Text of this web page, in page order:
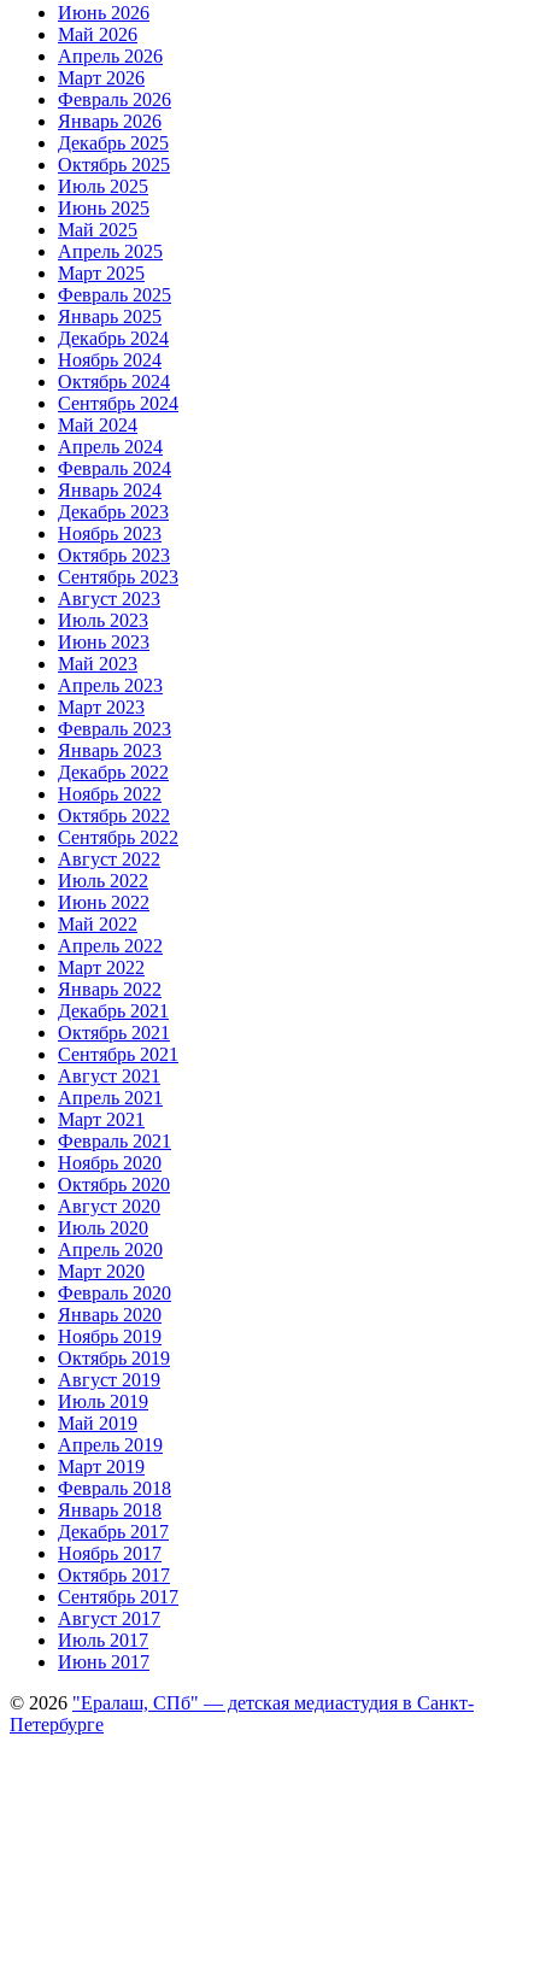
Июнь 2026
Май 2026
Апрель 2026
Март 2026
Февраль 2026
Январь 2026
Декабрь 2025
Октябрь 2025
Июль 2025
Июнь 2025
Май 2025
Апрель 2025
Март 2025
Февраль 2025
Январь 2025
Декабрь 2024
Ноябрь 2024
Октябрь 2024
Сентябрь 2024
Май 2024
Апрель 2024
Февраль 2024
Январь 2024
Декабрь 2023
Ноябрь 2023
Октябрь 2023
Сентябрь 2023
Август 2023
Июль 2023
Июнь 2023
Май 2023
Апрель 2023
Март 2023
Февраль 2023
Январь 2023
Декабрь 2022
Ноябрь 2022
Октябрь 2022
Сентябрь 2022
Август 2022
Июль 2022
Июнь 2022
Май 2022
Апрель 2022
Март 2022
Январь 2022
Декабрь 2021
Октябрь 2021
Сентябрь 2021
Август 2021
Апрель 2021
Март 2021
Февраль 2021
Ноябрь 2020
Октябрь 2020
Август 2020
Июль 2020
Апрель 2020
Март 2020
Февраль 2020
Январь 2020
Ноябрь 2019
Октябрь 2019
Август 2019
Июль 2019
Май 2019
Апрель 2019
Март 2019
Февраль 2018
Январь 2018
Декабрь 2017
Ноябрь 2017
Октябрь 2017
Сентябрь 2017
Август 2017
Июль 2017
Июнь 2017
© 2026 "Ералаш, СПб" — детская медиастудия в Санкт-
Петербурге